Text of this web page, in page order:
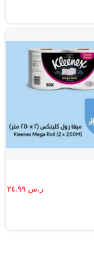
ر.س ٢٤.٩٩